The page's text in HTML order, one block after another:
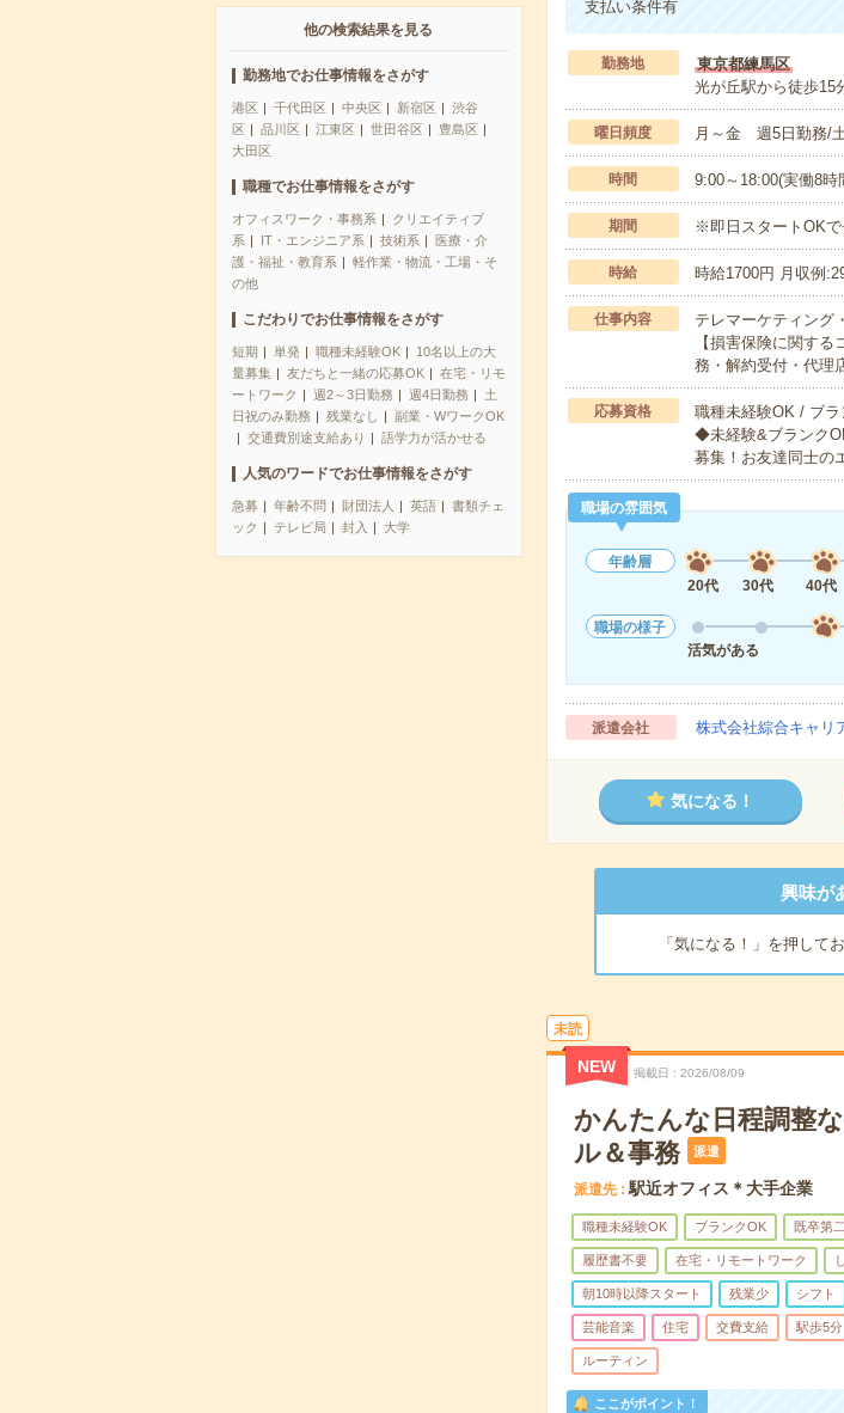
他の検索結果を見る
勤務地でお仕事情報をさがす
港区 千代田区 中央区 新宿区
渋谷
区
品川区 江東区 世田谷区
豊島区
大田区
職種でお仕事情報をさがす
オフィスワーク・事務系
クリエイティブ
系
IT・エンジニア系 技術系
医療・介
護・福祉・教育系
軽作業・物流・工場・そ
の他
こだわりでお仕事情報をさがす
短期 単発 職種未経験OK
10名以上の大
量募集
友だちと一緒の応募OK
在宅・リモ
ートワーク
週2～3日勤務 週4日勤務
土
日祝のみ勤務
残業なし
副業・WワークOK
交通費別途支給あり
語学力が活かせる
人気のワードでお仕事情報をさがす
急募 年齢不問 財団法人 英語
書類チェ
ック
テレビ局 封入 大学
支払い条件有
勤務地
東京都練馬区
光が丘駅から徒歩15
曜日頻度 月～金 週5日勤務/
時間 9:00～18:00(実働8
期間 ※即日スタートOKで
時給 時給1700円 月収例
仕事内容
テレマーケティング
【損害保険に関す
務・解約受付・代理
応募資格
職種未経験OK / ブ
◆未経験&ブランク
募集！お友達同士の
職場の雰囲気
年齢層
20代
30代 40代
職場の様子
活気がある
派遣会社 株式会社綜合キャ
気になる！
興味が
「気になる！」を押して
未読
NEW 掲載日 2026/08/09
かんたんな日程調整
ル＆事務
派遣
派遣先 駅近オフィス＊大手企業
職種未経験OK ブランクOK 既卒第
履歴書不要 在宅・リモートワーク
朝10時以降スタート 残業少 シフト
芸能音楽 住宅 交費支給 駅歩5分
ルーティン
ここがポイント！